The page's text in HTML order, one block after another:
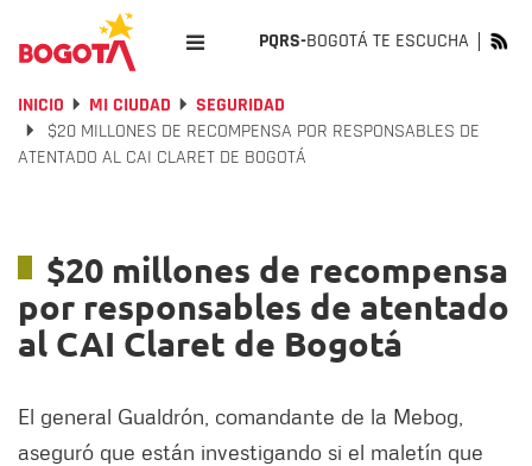
PQRS-BOGOTÁ TE ESCUCHA
INICIO MI CIUDAD
SEGURIDAD
$20 MILLONES DE RECOMPENSA POR RESPONSABLES DE
ATENTADO AL CAI CLARET DE BOGOTÁ
$20 millones de recompensa
por responsables de atentado
al CAI Claret de Bogotá
El general Gualdrón, comandante de la Mebog,
aseguró que están investigando si el maletín que